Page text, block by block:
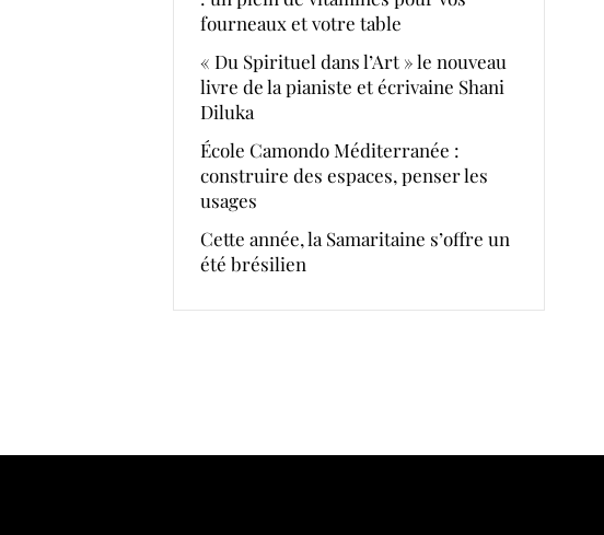
fourneaux et votre table
« Du Spirituel dans l’Art » le nouveau
livre de la pianiste et écrivaine Shani
Diluka
École Camondo Méditerranée :
construire des espaces, penser les
usages
Cette année, la Samaritaine s’offre un
été brésilien